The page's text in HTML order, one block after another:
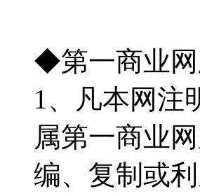
◆第一商业
1、凡本网注
属第一商业
编、复制或